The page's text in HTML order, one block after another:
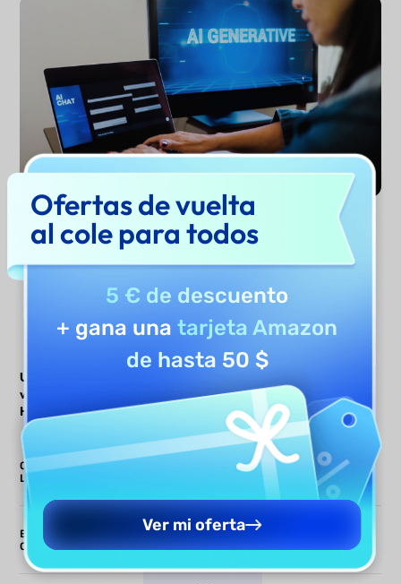
UPDF AI
vs. Otras
Herramientas de IA
Otras
Herramientas
de IA
Carga de PDFs por
Lotes
Extracción de Tablas
Complejas
Ofertas de vuelta
al cole para todos
5 € de descuento
+ gana unatarjeta Amazon
de hasta 50 $
Ver mi oferta